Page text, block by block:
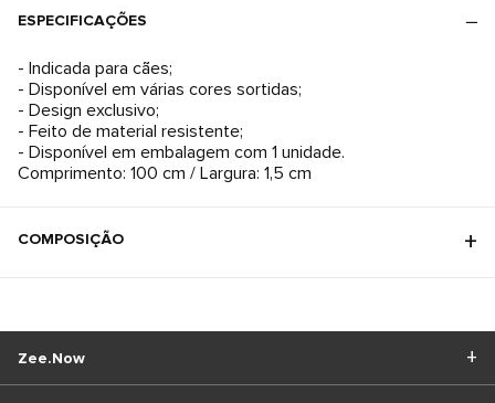
ESPECIFICAÇÕES
- Indicada para cães;
- Disponível em várias cores sortidas;
- Design exclusivo;
- Feito de material resistente;
- Disponível em embalagem com 1 unidade.
Comprimento: 100 cm / Largura: 1,5 cm
COMPOSIÇÃO
Zee.Now